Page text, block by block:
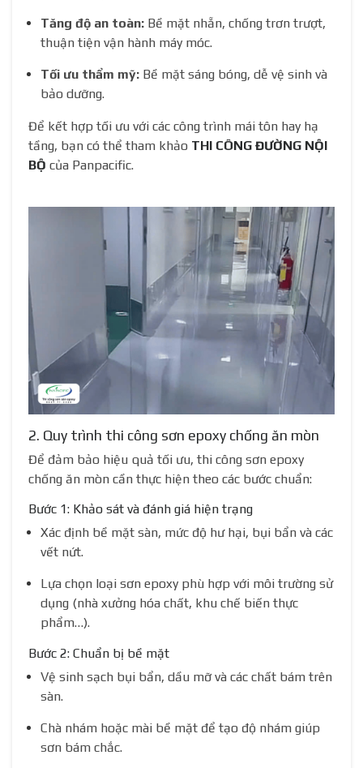
Tăng độ an toàn: Bề mặt nhẵn, chống trơn trượt,
thuận tiện vận hành máy móc.
Tối ưu thẩm mỹ: Bề mặt sáng bóng, dễ vệ sinh và
bảo dưỡng.
Để kết hợp tối ưu với các công trình mái tôn hay hạ
tầng, bạn có thể tham khảo THI CÔNG ĐƯỜNG NỘI
BỘ của Panpacific.
2. Quy trình thi công sơn epoxy chống ăn mòn
Để đảm bảo hiệu quả tối ưu, thi công sơn epoxy
chống ăn mòn cần thực hiện theo các bước chuẩn:
Bước 1: Khảo sát và đánh giá hiện trạng
Xác định bề mặt sàn, mức độ hư hại, bụi bẩn và các
vết nứt.
Lựa chọn loại sơn epoxy phù hợp với môi trường sử
dụng (nhà xưởng hóa chất, khu chế biến thực
phẩm…).
Bước 2: Chuẩn bị bề mặt
Vệ sinh sạch bụi bẩn, dầu mỡ và các chất bám trên
sàn.
Chà nhám hoặc mài bề mặt để tạo độ nhám giúp
sơn bám chắc.